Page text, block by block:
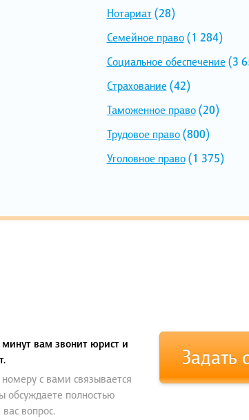
Нотариат(28)
Семейное право(1 284)
Социальное обеспечение (3
Страхование (42)
Таможенное право(20)
Трудовое право(800)
Уголовное право(1 375)
минут вам звонит юрист и
с вами связывается
обсуждаете полностью
вопрос.
Задать